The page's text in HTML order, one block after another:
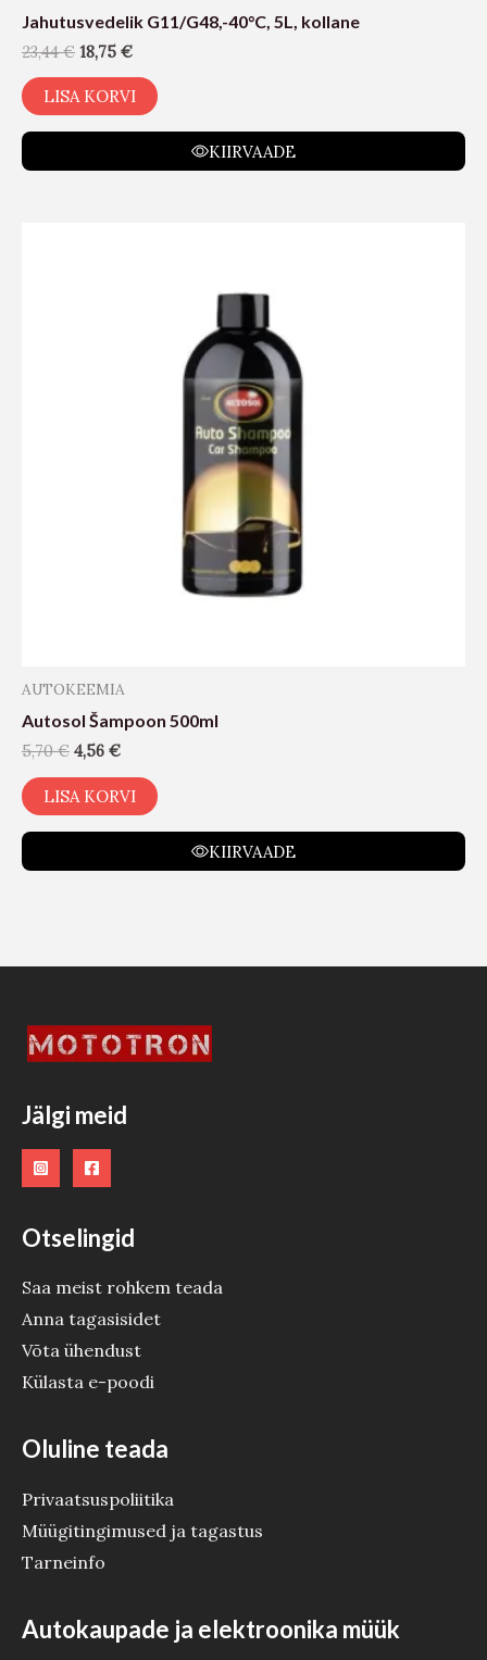
Jahutusvedelik G11/G48,-40°C, 5L, kollane
23,44€ 18,75 €
LISA KORVI
KIIRVAADE
AUTOKEEMIA
Autosol Šampoon 500ml
5,70€ 4,56 €
LISA KORVI
KIIRVAADE
Jälgi meid
Otselingid
Saa meist rohkem teada
Anna tagasisidet
Võta ühendust
Külasta e-poodi
Oluline teada
Privaatsuspoliitika
Müügitingimused ja tagastus
Tarneinfo
Autokaupade ja elektroonika müük